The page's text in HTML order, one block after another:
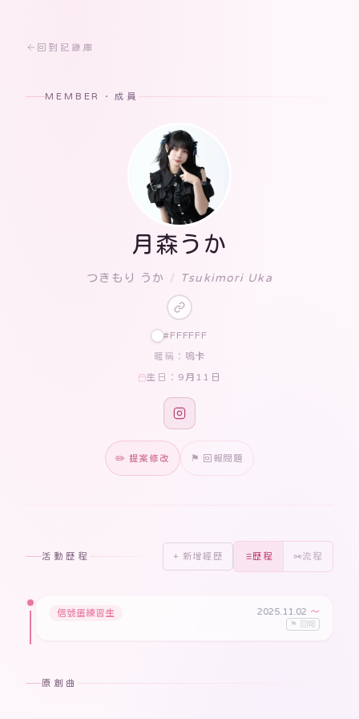
回到記錄庫
MEMBER · 成員
月森うか
つきもり うか / Tsukimori Uka
#FFFFFF
暱稱： 嗚卡
生日： 9月11日
✏️ 提案修改 ⚑ 回報問題
活動歷程 + 新增經歷 歷程 流程
信號蛋練習生 2025.11.02 〜
⚑ 回報
原創曲